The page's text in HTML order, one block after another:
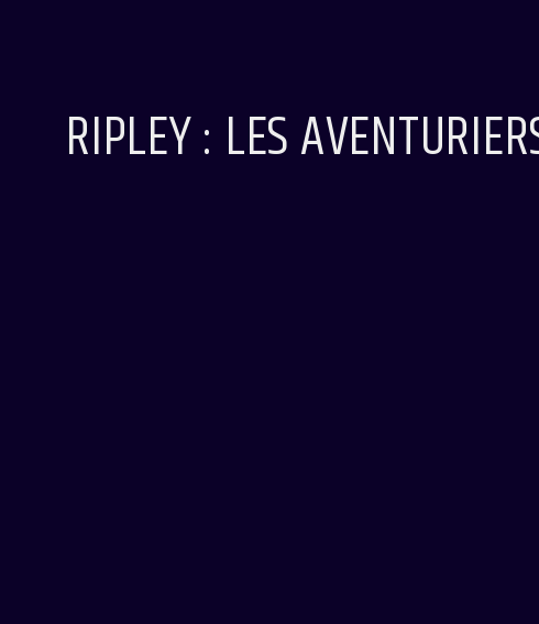
RIPLEY : LES